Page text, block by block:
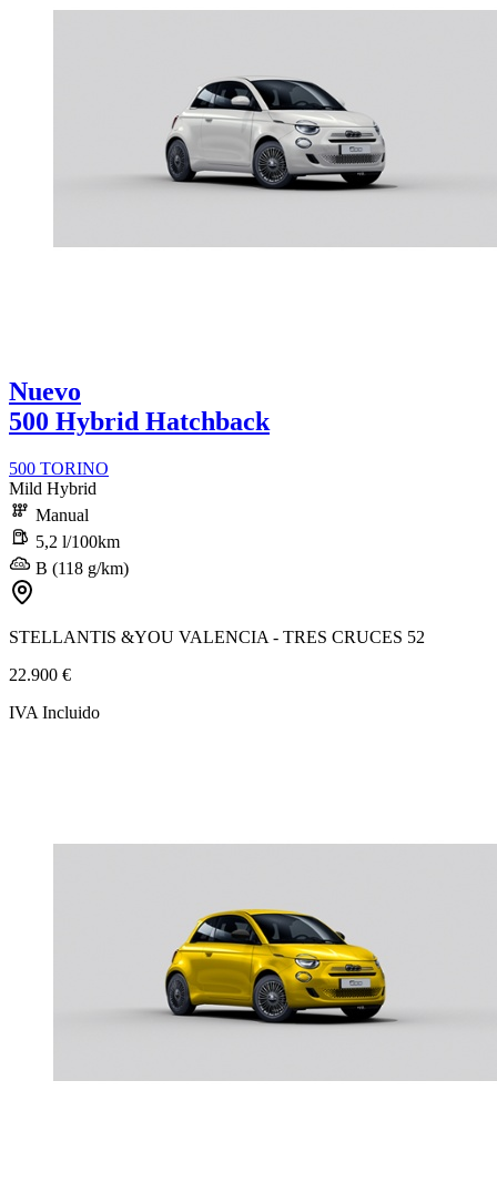
Nuevo
500 Hybrid Hatchback
500 TORINO
Mild Hybrid
Manual
5,2 l/100km
B (118 g/km)
STELLANTIS &YOU VALENCIA - TRES CRUCES 52
22.900 €
IVA Incluido